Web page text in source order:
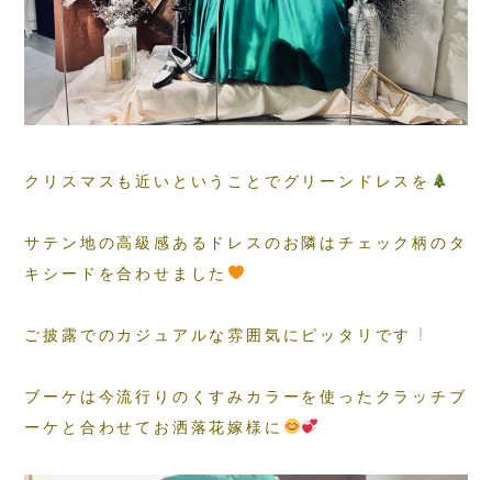
クリスマスも近いということでグリーンドレスを
サテン地の高級感あるドレスのお隣はチェック柄のタ
キシードを合わせました
ご披露でのカジュアルな雰囲気にピッタリです
ブーケは今流行りのくすみカラーを使ったクラッチブ
ーケと合わせてお洒落花嫁様に